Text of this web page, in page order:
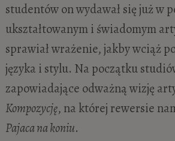
studentów on wydawał się już w
ukształtowanym i świadomym
sprawiał wrażenie, jakby wciąż
języka i stylu. Na początku
zapowiadające odważną wizję
Kompozycję, na której rewersie
Pajaca na koniu.